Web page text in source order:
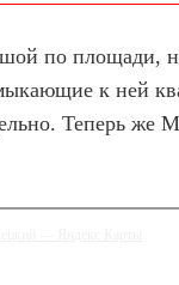
по площади,
к ней
Теперь же